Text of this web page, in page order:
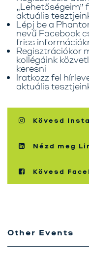
aktuális
Lépj be a
nevű Facebook
friss
Regisztrációkor
kollégáink
keresni
Iratkozz fel
aktuális
Kövesd
Nézd meg
Kövesd
Other Events